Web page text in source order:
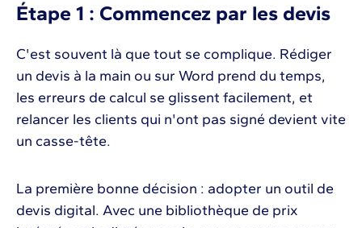
Étape 1 : Commencez par les devis
C'est souvent là que tout se complique. Rédiger
un devis à la main ou sur Word prend du temps,
les erreurs de calcul se glissent facilement, et
relancer les clients qui n'ont pas signé devient vite
un casse-tête.
La première bonne décision : adopter un outil de
devis digital. Avec une bibliothèque de prix